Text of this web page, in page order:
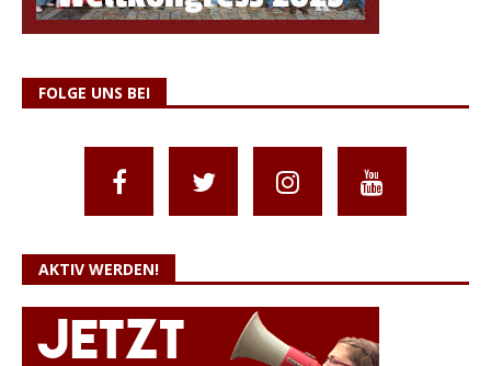
FOLGE UNS BEI
AKTIV WERDEN!